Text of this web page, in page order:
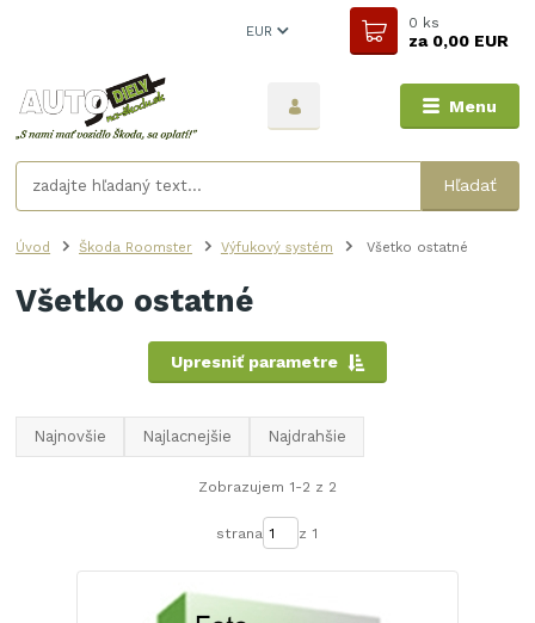
Menu
EUR
Hľadať
0 ks
za0,00 EUR
Úvod Škoda Roomster Výfukový systém Všetko ostatné
Všetko ostatné
Upresniť parametre
Najnovšie Najlacnejšie Najdrahšie
Zobrazujem 1-2 z 2
strana z 1